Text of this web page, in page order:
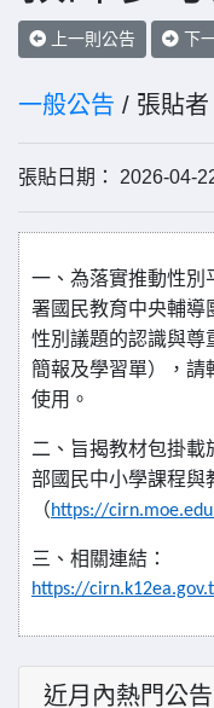
上一則公告 下
一般公告 / 張貼者
張貼日期： 2026-04-
一、為落實推動性別
署國民教育中央輔導
性別議題的認識與尊
簡報及學習單），請
使用。
二、旨揭教材包掛載
部國民中小學課程與
（https://
三、相關連結：
https://
近月內熱門公告